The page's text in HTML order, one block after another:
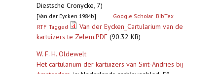
Diestsche Cronycke, 7)
[Van der Eycken 1984b] Google Scholar BibTex
RTF Tagged
Van der Eycken_Cartularium van de
kartuizers te Zelem.PDF (90.32 KB)
W. F. H. Oldewelt
Het cartularium der kartuizers van Sint-Andries bij